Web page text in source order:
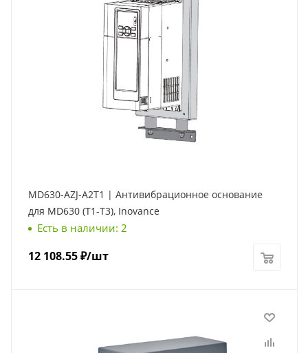
MD630-AZJ-A2T1 | Антивибрационное основание
для MD630 (Т1-Т3), Inovance
Есть в наличии: 2
12 108.55₽/шт